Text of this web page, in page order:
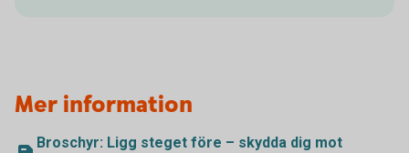
Mer information
Broschyr: Ligg steget före – skydda dig mot